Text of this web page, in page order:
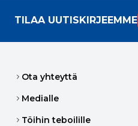
TILAA UUTISKIRJEEMME
Ota yhteyttä
Medialle
Töihin teboilille